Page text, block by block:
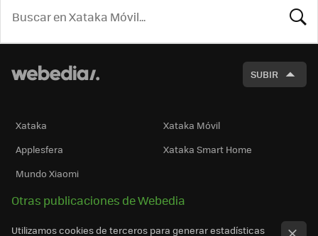
SUBIR
Xataka
Xataka Móvil
Applesfera
Xataka Smart Home
Mundo Xiaomi
Otras publicaciones de Webedia
Utilizamos cookies de terceros para generar estadísticas